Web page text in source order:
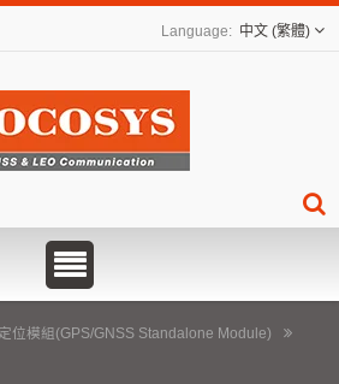
中文 (繁體)
位模組(GPS/GNSS Standalone Module)